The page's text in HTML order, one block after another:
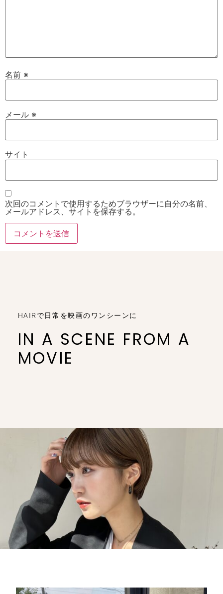
名前 ※
メール ※
サイト
次回のコメントで使用するためブラウザーに自分の名前、
メールアドレス、サイトを保存する。
HAIRで日常を映画のワンシーンに
IN A SCENE FROM A
MOVIE